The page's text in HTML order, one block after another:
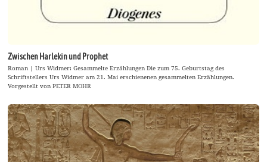
Zwischen Harlekin und Prophet
Roman | Urs Widmer: Gesammelte Erzählungen Die zum 75. Geburtstag des
Schriftstellers Urs Widmer am 21. Mai erschienenen gesammelten Erzählungen.
Vorgestellt von PETER MOHR